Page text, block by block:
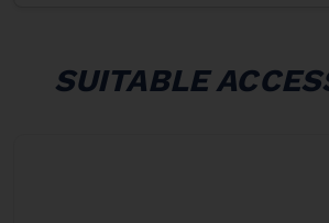
SUITABLE